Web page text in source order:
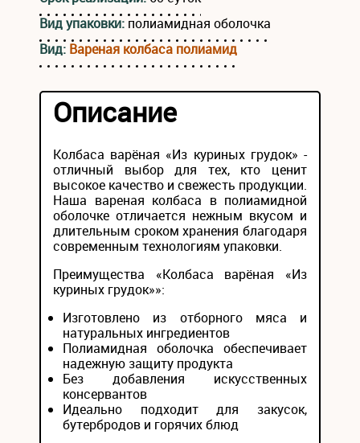
Вид упаковки: полиамидная оболочка
Вид: Вареная колбаса полиамид
Описание
Колбаса варёная «Из куриных грудок» -
отличный выбор для тех, кто ценит
высокое качество и свежесть продукции.
Наша вареная колбаса в полиамидной
оболочке отличается нежным вкусом и
длительным сроком хранения благодаря
современным технологиям упаковки.
Преимущества «Колбаса варёная «Из
куриных грудок»»:
Изготовлено из отборного мяса и
натуральных ингредиентов
Полиамидная оболочка обеспечивает
надежную защиту продукта
Без добавления искусственных
консервантов
Идеально подходит для закусок,
бутербродов и горячих блюд